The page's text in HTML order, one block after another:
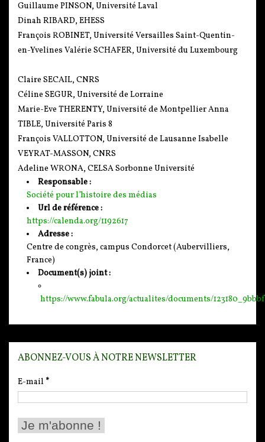
Guillaume PINSON, Université Laval
Dinah RIBARD, EHESS
François ROBINET, Université Versailles Saint-Quentin-
en-Yvelines Valérie SCHAFER, Université du Luxembourg
Claire SECAIL, CNRS
Céline SEGUR, Université de Lorraine
Marie-Eve THERENTY, Université de Montpellier Anna
TIBLE, Université Paris 8
François VALLOTTON, Université de Lausanne Isabelle
VEYRAT-MASSON, CNRS
Adeline WRONA, CELSA Sorbonne Université
Responsable :
Société pour l’histoire des médias
Url de référence :
https://calenda.org/1192617
Adresse :
Centre de congrès, campus Condorcet (Aubervilliers,
France)
Document(s) joint :
https://www.fabula.org/actualites/documents/
ABONNEZ-VOUS À NOTRE NEWSLETTER
E-mail *